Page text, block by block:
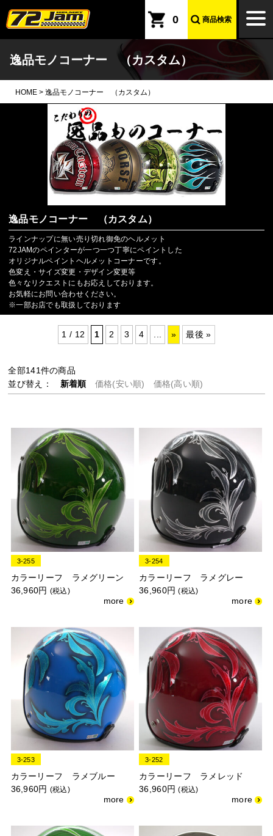
本文へ
0 商品検索
逸品モノコーナー （カスタム）
HOME > 逸品モノコーナー （カスタム）
逸品モノコーナー （カスタム）
ラインナップに無い売り切れ御免のヘルメット
72JAMのペインターが一つ一つ丁寧にペイントした
オリジナルペイントヘルメットコーナーです。
色変え・サイズ変更・デザイン変更等
色々なリクエストにもお応えしております。
お気軽にお問い合わせください。
※一部お店でも取扱しております
1 / 12 1 2 3 4 » 最後 »
全部141件の商品
並び替え：
新着順 価格(安い順) 価格(高い順)
3-255
カラーリーフ ラメグリーン
36,960円 (税込)
3-254
カラーリーフ ラメグレー
36,960円(税込)
3-253
カラーリーフ ラメブルー
36,960円 (税込)
3-252
カラーリーフ ラメレッド
36,960円(税込)